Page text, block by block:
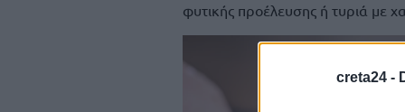
creta24 -
φυτικής προέλευσης ή τυριά με